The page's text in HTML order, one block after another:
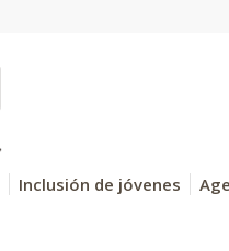
Inclusión de jóvenes